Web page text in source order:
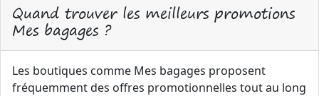
Quand trouver les meilleurs promotions
Mes bagages ?
Les boutiques comme Mes bagages proposent
fréquemment des offres promotionnelles tout au long